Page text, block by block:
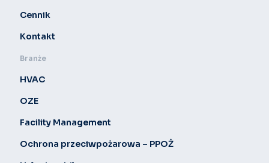
Cennik
Kontakt
Branże
HVAC
OZE
Facility Management
Ochrona przeciwpożarowa – PPOŻ